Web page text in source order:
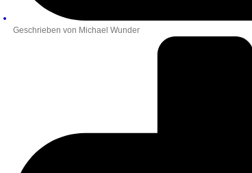
Geschrieben von Michael Wunder